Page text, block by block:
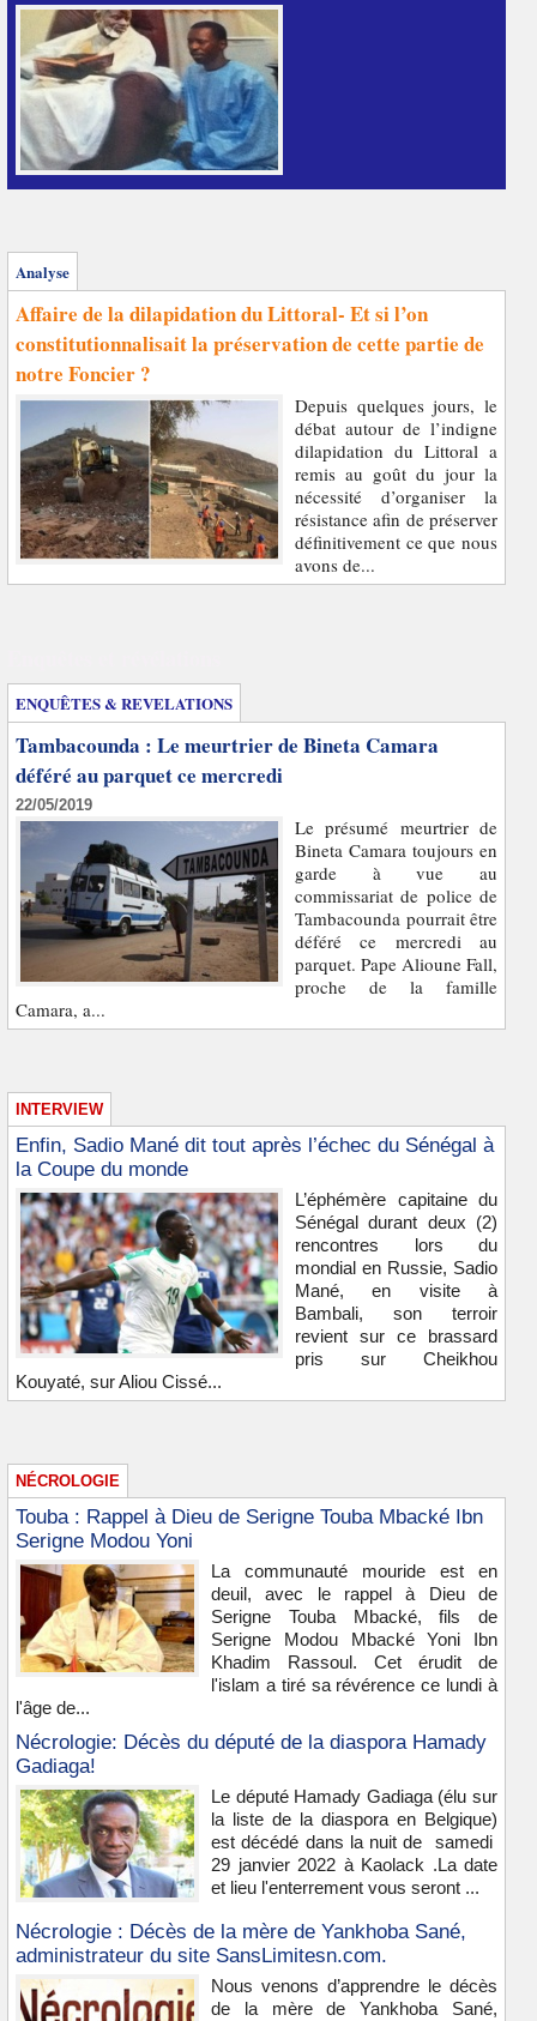
Analyse
Affaire de la dilapidation du Littoral- Et si l’on
constitutionnalisait la préservation de cette partie de
notre Foncier ?
Depuis quelques jours, le
débat autour de l’indigne
dilapidation du Littoral a
remis au goût du jour la
nécessité d’organiser la
résistance afin de préserver
définitivement ce que nous
avons de...
ENQUÊTES & REVELATIONS
Tambacounda : Le meurtrier de Bineta Camara
déféré au parquet ce mercredi
22/05/2019
Le présumé meurtrier de
Bineta Camara toujours en
garde à vue au
commissariat de police de
Tambacounda pourrait être
déféré ce mercredi au
parquet. Pape Alioune Fall,
proche de la famille
Camara, a...
INTERVIEW
Enfin, Sadio Mané dit tout après l’échec du Sénégal à
la Coupe du monde
L’éphémère capitaine du
Sénégal durant deux (2)
rencontres lors du
mondial en Russie, Sadio
Mané, en visite à
Bambali, son terroir
revient sur ce brassard
pris sur Cheikhou
Kouyaté, sur Aliou Cissé...
NÉCROLOGIE
Touba : Rappel à Dieu de Serigne Touba Mbacké Ibn
Serigne Modou Yoni
La communauté mouride est en
deuil, avec le rappel à Dieu de
Serigne Touba Mbacké, fils de
Serigne Modou Mbacké Yoni Ibn
Khadim Rassoul. Cet érudit de
l'islam a tiré sa révérence ce lundi à
l'âge de...
Nécrologie: Décès du député de la diaspora Hamady
Gadiaga!
Le député Hamady Gadiaga (élu sur
la liste de la diaspora en Belgique)
est décédé dans la nuit de samedi
29 janvier 2022 à Kaolack .La date
et lieu l'enterrement vous seront ...
Nécrologie : Décès de la mère de Yankhoba Sané,
administrateur du site SansLimitesn.com.
Nous venons d’apprendre le décès
de la mère de Yankhoba Sané,